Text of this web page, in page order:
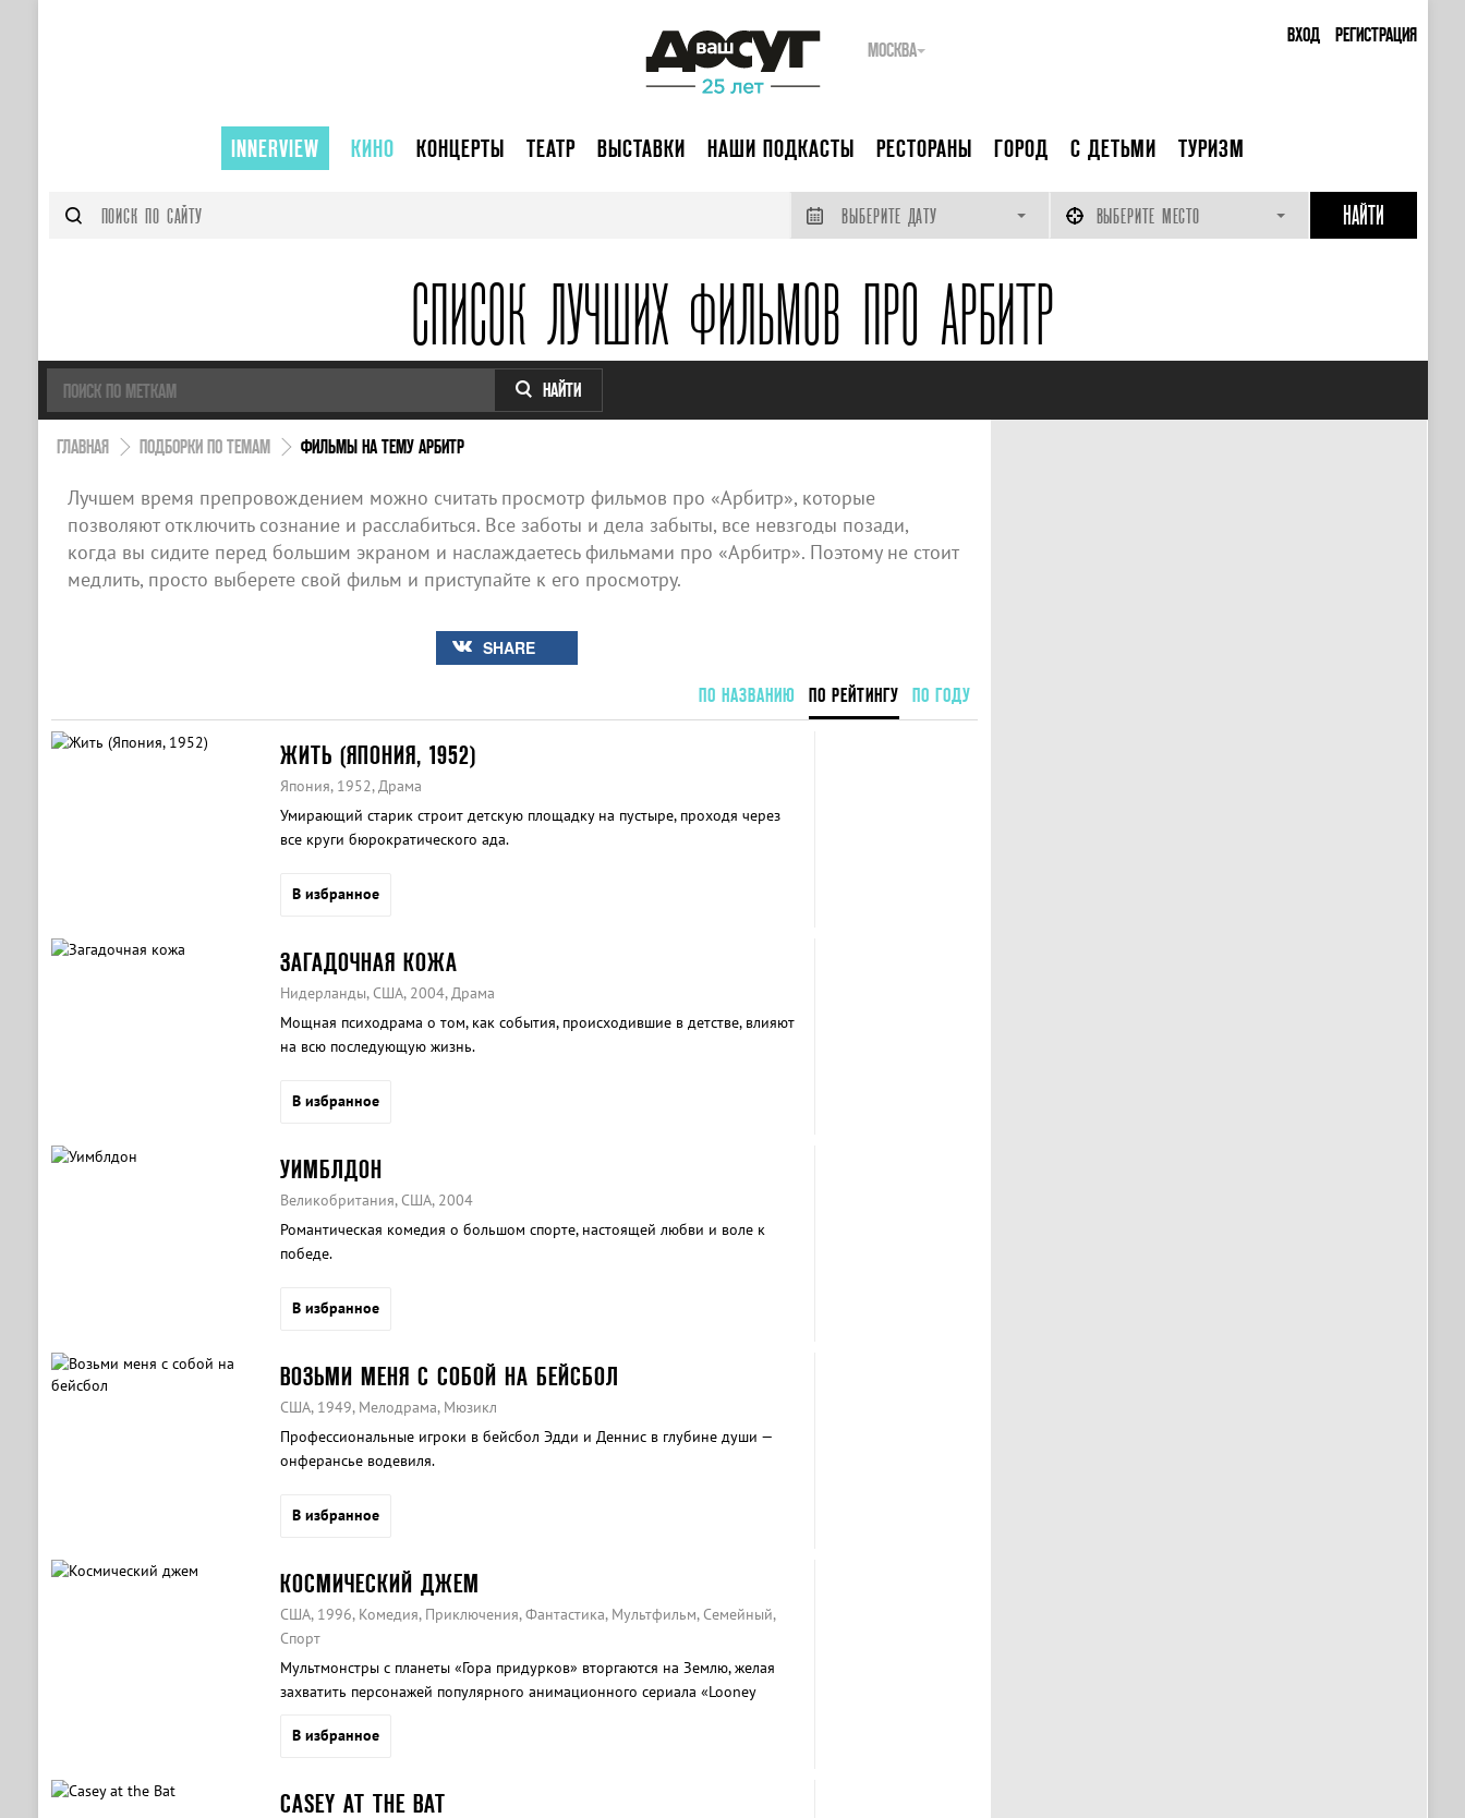
ВХОД РЕГИСТРАЦИЯ
МОСКВА
INNERVIEW КИНО КОНЦЕРТЫ ТЕАТР ВЫСТАВКИ НАШИ ПОДКАСТЫ РЕСТОРАНЫ ГОРОД С ДЕТЬМИ ТУРИЗМ
ВЫБЕРИТЕ ДАТУ ВЫБЕРИТЕ МЕСТО
СПИСОК ЛУЧШИХ ФИЛЬМОВ ПРО АРБИТР
НАЙТИ
ГЛАВНАЯ ПОДБОРКИ ПО ТЕМАМ ФИЛЬМЫ НА ТЕМУ АРБИТР
Лучшем время препровождением можно считать просмотр фильмов про «Арбитр», которые
позволяют отключить сознание и расслабиться. Все заботы и дела забыты, все невзгоды позади,
когда вы сидите перед большим экраном и наслаждаетесь фильмами про «Арбитр». Поэтому не стоит
медлить, просто выберете свой фильм и приступайте к его просмотру.
SHARE
ПО НАЗВАНИЮ ПО РЕЙТИНГУ ПО ГОДУ
ЖИТЬ (ЯПОНИЯ, 1952)
Япония, 1952, Драма
Умирающий старик строит детскую площадку на пустыре, проходя через
все круги бюрократического ада.
В избранное
ЗАГАДОЧНАЯ КОЖА
Нидерланды, США, 2004, Драма
Мощная психодрама о том, как события, происходившие в детстве, влияют
на всю последующую жизнь.
В избранное
УИМБЛДОН
Великобритания, США, 2004
Романтическая комедия о большом спорте, настоящей любви и воле к
победе.
В избранное
ВОЗЬМИ МЕНЯ С СОБОЙ НА БЕЙСБОЛ
США, 1949, Мелодрама, Мюзикл
Профессиональные игроки в бейсбол Эдди и Деннис в глубине души —
онферансье водевиля.
В избранное
КОСМИЧЕСКИЙ ДЖЕМ
США, 1996, Комедия, Приключения, Фантастика, Мультфильм, Семейный,
Спорт
Мультмонстры с планеты «Гора придурков» вторгаются на Землю, желая
захватить персонажей популярного анимационного сериала «Looney
В избранное
CASEY AT THE BAT